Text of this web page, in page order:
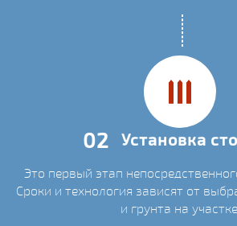
02 Установка
Это первый этап
Сроки и технология зависят от
и грунта на